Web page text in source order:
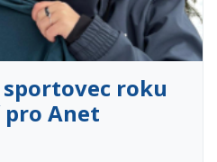
roku
pro Anet